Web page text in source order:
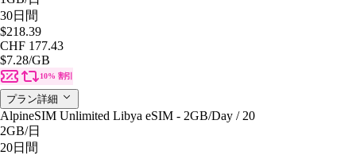
30日間
$218.39
CHF 177.43
$7.28/GB
10% 割引
プラン詳細
AlpineSIM Unlimited Libya eSIM - 2GB/Day / 20
2GB/日
20日間